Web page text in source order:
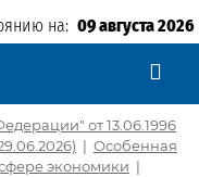
на: 09 августа 2026
от 13.06.1996
| Особенная
экономики |